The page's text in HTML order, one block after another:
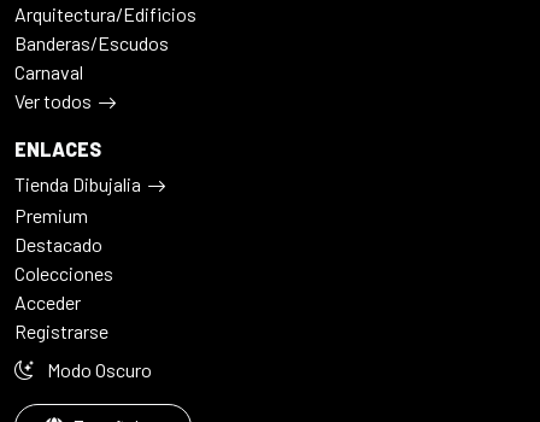
Arquitectura/Edificios
Banderas/Escudos
Carnaval
Ver todos
ENLACES
Tienda Dibujalia
Premium
Destacado
Colecciones
Acceder
Registrarse
Modo Oscuro